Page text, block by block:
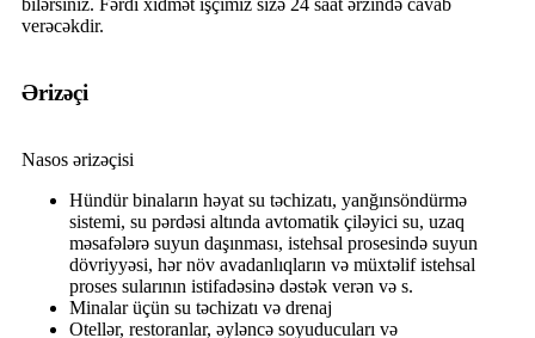
verəcəkdir.
Ərizəçi
Nasos ərizəçisi
Hündür binaların həyat su təchizatı, yanğınsöndürmə
sistemi, su pərdəsi altında avtomatik çiləyici su, uzaq
məsafələrə suyun daşınması, istehsal prosesində suyun
dövriyyəsi, hər növ avadanlıqların və müxtəlif istehsal
proses sularının istifadəsinə dəstək verən və s.
Minalar üçün su təchizatı və drenaj
Otellər, restoranlar, əyləncə soyuducuları və